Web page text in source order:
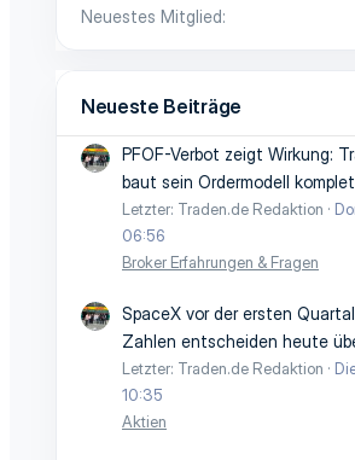
Neuestes Mitglied
Neueste Beiträge
PFOF-Verbot zeigt Wirkung:
baut sein Ordermodell
Letzter: Traden.de Redaktion
06:56
Broker Erfahrungen & Fragen
SpaceX vor der ersten
Zahlen entscheiden heute
Letzter: Traden.de Redaktion
10:35
Aktien